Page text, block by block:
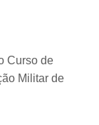
Curso de
Militar de